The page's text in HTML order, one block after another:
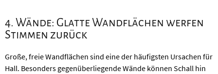
4. Wände: Glatte Wandflächen werfen
Stimmen zurück
Große, freie Wandflächen sind eine der häufigsten Ursachen für
Hall. Besonders gegenüberliegende Wände können Schall hin